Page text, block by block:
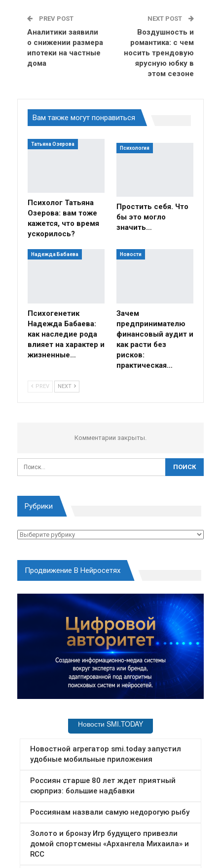
PREV POST
Аналитики заявили
о снижении размера
ипотеки на частные
дома
NEXT POST
Воздушность и
романтика: с чем
носить трендовую
ярусную юбку в
этом сезоне
Вам также могут понравиться
Татьяна Озерова
Психолог Татьяна
Озерова: вам тоже
кажется, что время
ускорилось?
Психология
Простить себя. Что
бы это могло
значить…
Надежда Бабаева
Психогенетик
Надежда Бабаева:
как наследие рода
влияет на характер и
жизненные…
Новости
Зачем
предпринимателю
финансовый аудит и
как расти без
рисков:
практическая…
PREV NEXT
Комментарии закрыты.
Рубрики
Рубрики
Продвижение В Нейросетях